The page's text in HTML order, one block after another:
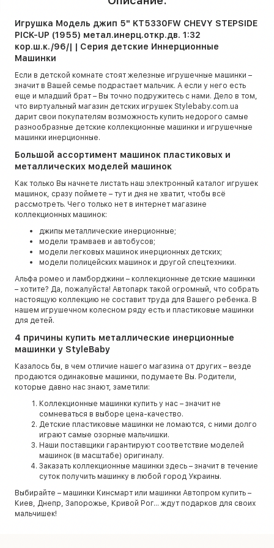
Игрушка Модель джип 5" KT5330FW CHEVY STEPSIDE
PICK-UP (1955) метал.инерц.откр.дв. 1:32
кор.ш.к./96/| | Серия детские Иннерционные
Машинки
Если в детской комнате стоят железные игрушечные машинки –
значит в Вашей семье подрастает мальчик. А если у него есть
еще и младший брат – Вы точно подружитесь с нами. Дело в том,
что виртуальный магазин детских игрушек Stylebaby.com.ua
дарит свои покупателям возможность купить недорого самые
разнообразные детские коллекционные машинки и игрушечные
машинки инерционные.
Большой ассортимент машинок пластиковых и
металлических моделей машинок
Как только Вы начнете листать наш электронный каталог игрушек
машинок, сразу поймете – тут и дня не хватит, чтобы всё
рассмотреть. Чего только нет в интернет магазине
коллекционных машинок:
джипы металлические инерционные;
модели трамваев и автобусов;
модели легковых машинок инерционных детских;
модели полицейских машинок и другой спецтехники.
Альфа ромео и ламборджини – коллекционные детские машинки
– хотите? Да, пожалуйста! Автопарк такой огромный, что собрать
настоящую коллекцию не составит труда для Вашего ребенка. В
нашем игрушечном колесном ряду есть и пластиковые машинки
для детей.
4 причины купить металлические инерционные
машинки у StyleBaby
Казалось бы, в чем отличие нашего магазина от других – везде
продаются одинаковые машинки, подумаете Вы. Родители,
которые давно нас знают, заметили:
Коллекционные машинки купить у нас – значит не
сомневаться в выборе цена-качество.
Детские пластиковые машинки не ломаются, с ними долго
играют самые озорные мальчишки.
Наши поставщики гарантируют соответствие моделей
машинок (в масштабе) оригиналу.
Заказать коллекционные машинки здесь – значит в течение
суток получить машинку в любой город Украины.
Выбирайте – машинки Кинсмарт или машинки Автопром купить –
Киев, Днепр, Запорожье, Кривой Рог… ждут подарков для своих
мальчишек!